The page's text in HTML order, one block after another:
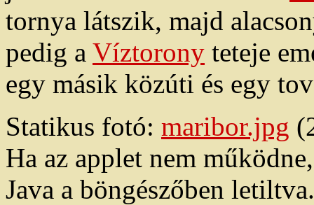
tornya látszik, majd
pedig a Víztorony teteje
egy másik közúti és egy
Statikus fotó: maribor.jpg
Ha az applet nem
Java a böngészőben letiltva.